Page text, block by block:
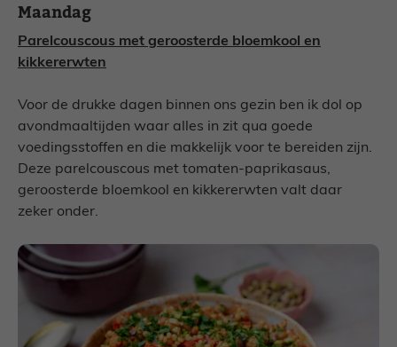
Maandag
Parelcouscous met geroosterde bloemkool en
kikkererwten
Voor de drukke dagen binnen ons gezin ben ik dol op
avondmaaltijden waar alles in zit qua goede
voedingsstoffen en die makkelijk voor te bereiden zijn.
Deze parelcouscous met tomaten-paprikasaus,
geroosterde bloemkool en kikkererwten valt daar
zeker onder.